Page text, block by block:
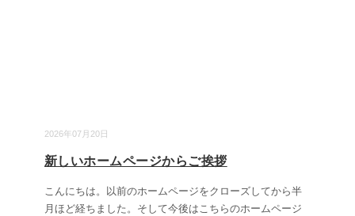
2026年07月20日
新しいホームページからご挨拶
こんにちは。以前のホームページをクローズしてから半
月ほど経ちました。そして今後はこちらのホームページ